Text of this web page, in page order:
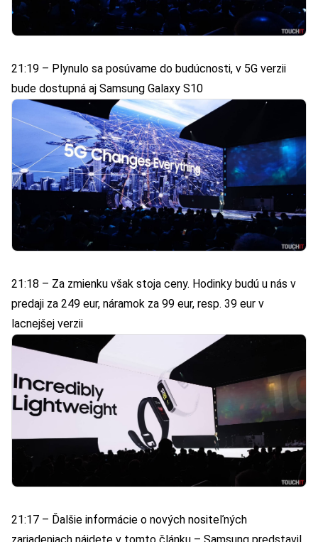
21:19 – Plynulo sa posúvame do budúcnosti, v 5G verzii
bude dostupná aj Samsung Galaxy S10
21:18 – Za zmienku však stoja ceny. Hodinky budú u nás v
predaji za 249 eur, náramok za 99 eur, resp. 39 eur v
lacnejšej verzii
21:17 – Ďalšie informácie o nových nositeľných